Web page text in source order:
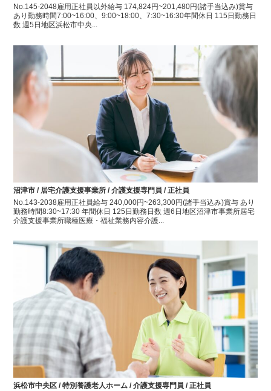
No.145-2048雇用正社員以外給与 174,824円~201,480円(諸手当込み)賞与
あり勤務時間7:00~16:00、9:00~18:00、7:30~16:30年間休日 115日勤務日
数 週5日地区浜松市中央...
沼津市 / 居宅介護支援事業所 / 介護支援専門員 / 正社員
No.143-2038雇用正社員給与 240,000円~263,300円(諸手当込み)賞与 あり
勤務時間8:30~17:30 年間休日 125日勤務日数 週6日地区沼津市事業所居宅
介護支援事業所職種医療・福祉業務内容介護...
浜松市中央区 / 特別養護老人ホーム / 介護支援専門員 / 正社員